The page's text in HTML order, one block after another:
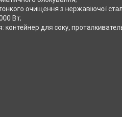
очищення з нержавіючої
Вт;
контейнер для соку,